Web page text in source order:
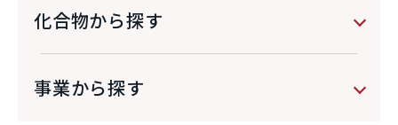
化合物から探す
事業から探す